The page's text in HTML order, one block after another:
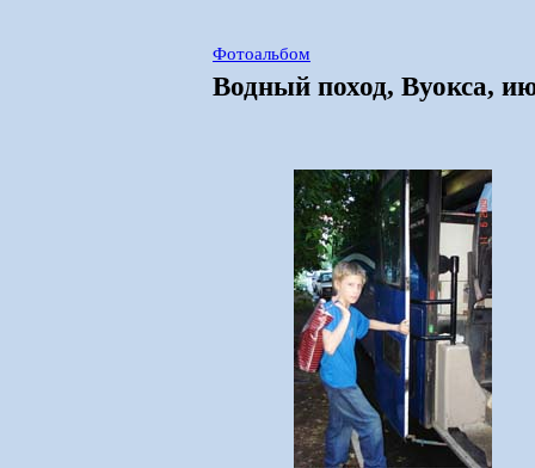
Фотоальбом
Водный поход, Вуокса,